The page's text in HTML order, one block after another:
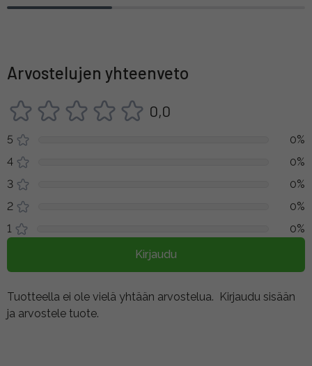
Arvostelujen yhteenveto
0,0
5
0%
4
0%
3
0%
2
0%
1
0%
Kirjaudu
Tuotteella ei ole vielä yhtään arvostelua. Kirjaudu sisään
ja arvostele tuote.